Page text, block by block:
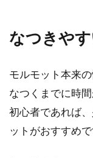
なつきや
モルモット本来
なつくまでに時
初心者であれば
ットがおすすめで